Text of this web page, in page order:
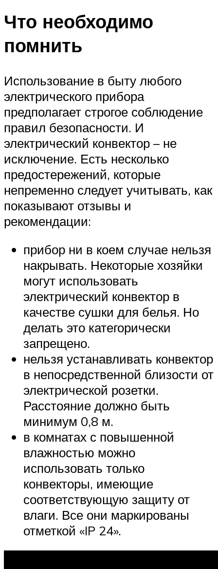
Что необходимо
помнить
Использование в быту любого
электрического прибора
предполагает строгое соблюдение
правил безопасности. И
электрический конвектор – не
исключение. Есть несколько
предостережений, которые
непременно следует учитывать, как
показывают отзывы и
рекомендации:
прибор ни в коем случае нельзя
накрывать. Некоторые хозяйки
могут использовать
электрический конвектор в
качестве сушки для белья. Но
делать это категорически
запрещено.
нельзя устанавливать конвектор
в непосредственной близости от
электрической розетки.
Расстояние должно быть
минимум 0,8 м.
в комнатах с повышенной
влажностью можно
использовать только
конвекторы, имеющие
соответствующую защиту от
влаги. Все они маркированы
отметкой «IP 24».